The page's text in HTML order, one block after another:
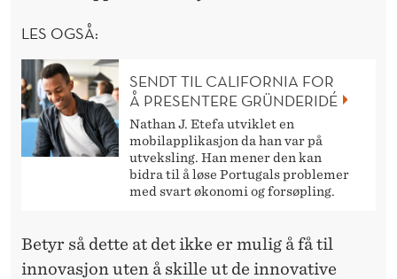
LES OGSÅ:
SENDT TIL CALIFORNIA FOR
Å PRESENTERE GRÜNDERIDÉ
Nathan J. Etefa utviklet en
mobilapplikasjon da han var på
utveksling. Han mener den kan
bidra til å løse Portugals problemer
med svart økonomi og forsøpling.
Betyr så dette at det ikke er mulig å få til
innovasjon uten å skille ut de innovative